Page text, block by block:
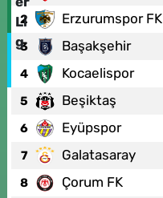
2 Erzurumspor FK
3 Başakşehir
4 Kocaelispor
5 Beşiktaş
6 Eyüpspor
7 Galatasaray
8 Çorum FK